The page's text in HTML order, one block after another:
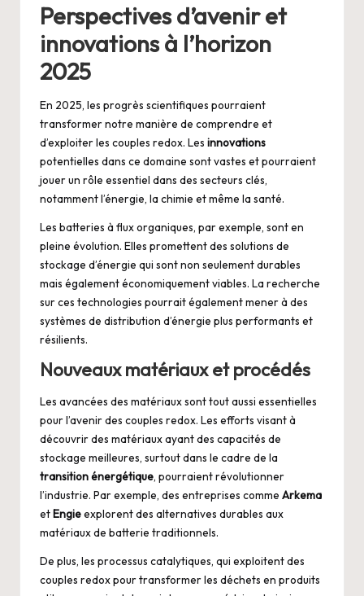
Perspectives d’avenir et
innovations à l’horizon
2025
En 2025, les progrès scientifiques pourraient
transformer notre manière de comprendre et
d’exploiter les couples redox. Les innovations
potentielles dans ce domaine sont vastes et pourraient
jouer un rôle essentiel dans des secteurs clés,
notamment l’énergie, la chimie et même la santé.
Les batteries à flux organiques, par exemple, sont en
pleine évolution. Elles promettent des solutions de
stockage d’énergie qui sont non seulement durables
mais également économiquement viables. La recherche
sur ces technologies pourrait également mener à des
systèmes de distribution d’énergie plus performants et
résilients.
Nouveaux matériaux et procédés
Les avancées des matériaux sont tout aussi essentielles
pour l’avenir des couples redox. Les efforts visant à
découvrir des matériaux ayant des capacités de
stockage meilleures, surtout dans le cadre de la
transition énergétique, pourraient révolutionner
l’industrie. Par exemple, des entreprises comme Arkema
etEngieexplorent des alternatives durables aux
matériaux de batterie traditionnels.
De plus, les processus catalytiques, qui exploitent des
couples redox pour transformer les déchets en produits